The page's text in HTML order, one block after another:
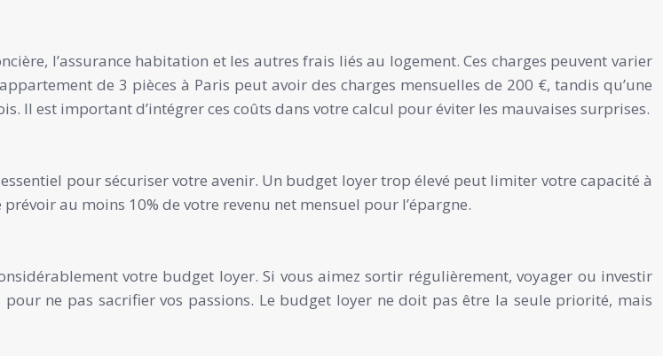
l’assurance habitation et les autres frais liés au logement. Ces charges peuvent varier
de 3 pièces à Paris peut avoir des charges mensuelles de 200 €, tandis qu’une
Il est important d’intégrer ces coûts dans votre calcul pour éviter les mauvaises surprises.
pour sécuriser votre avenir. Un budget loyer trop élevé peut limiter votre capacité à
au moins 10% de votre revenu net mensuel pour l’épargne.
votre budget loyer. Si vous aimez sortir régulièrement, voyager ou investir
ne pas sacrifier vos passions. Le budget loyer ne doit pas être la seule priorité, mais